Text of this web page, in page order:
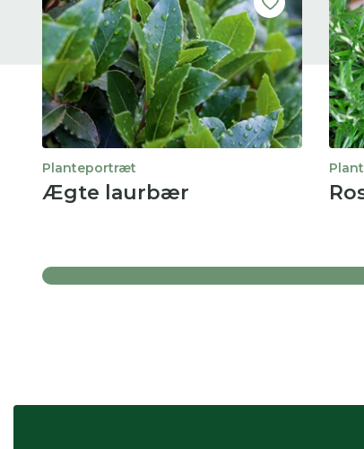
Planteportræt
Ægte laurbær